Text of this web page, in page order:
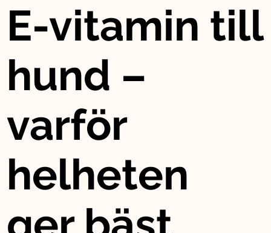
E-vitamin till
hund –
varför
helheten